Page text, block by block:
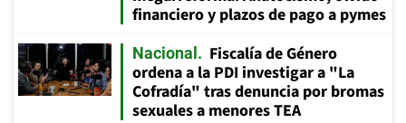
financiero y plazos de pago a pymes
Nacional
Fiscalía de Género
ordena a la PDI investigar a "La
Cofradía" tras denuncia por bromas
sexuales a menores TEA